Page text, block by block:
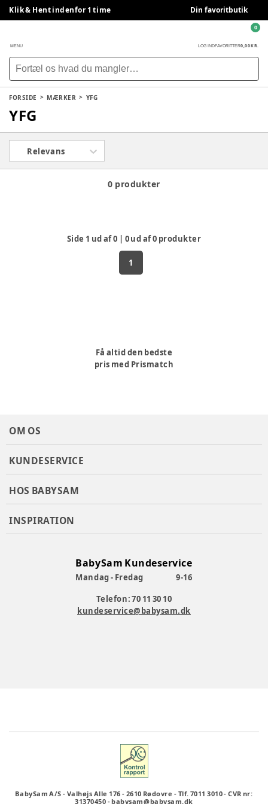
Klik & Hent indenfor 1 time Din favoritbutik
MENU LOG INDFAVORITTER0,00 KR.
0
FORSIDE MÆRKER YFG
YFG
Relevans
0 produkter
Side 1 ud af0 | 0ud af0 produkter
1
Få altid den bedste
pris med Prismatch
OM OS
KUNDESERVICE
HOS BABYSAM
INSPIRATION
BabySam Kundeservice
Mandag - Fredag
9-16
Telefon: 70 11 30 10
kundeservice@babysam.dk
BabySam A/S - Valhøjs Alle 176 - 2610 Rødovre - Tlf. 7011 3010-CVR nr:
31370450 -babysam@babysam.dk